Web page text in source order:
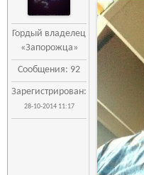
Гордый владелец
«Запорожца»
Сообщения: 92
Зарегистрирован:
28-10-2014 11:17